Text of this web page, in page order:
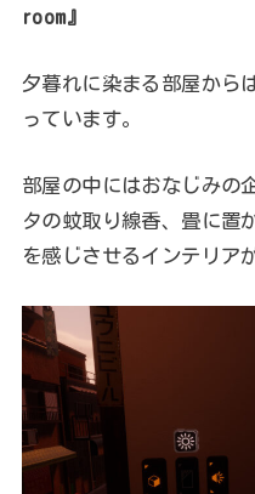
room』
夕暮れに染まる部屋から
っています。
部屋の中にはおなじみの
タの蚊取り線香、畳に置
を感じさせるインテリア